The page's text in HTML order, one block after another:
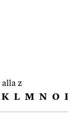
z
K L M N O